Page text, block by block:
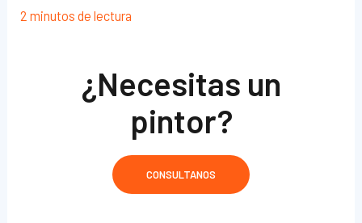
2 minutos de lectura
¿Necesitas un
pintor?
CONSULTANOS